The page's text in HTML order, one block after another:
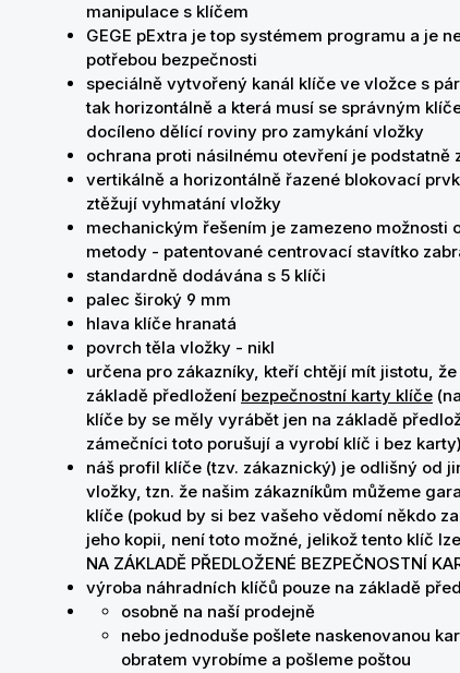
manipulace s klíčem
GEGE pExtra je top systémem programu a je
potřebou bezpečnosti
speciálně vytvořený kanál klíče ve vložce s
tak horizontálně a která musí se správným
docíleno dělící roviny pro zamykání vložky
ochrana proti násilnému otevření je podstatně
vertikálně a horizontálně řazené blokovací
ztěžují vyhmatání vložky
mechanickým řešením je zamezeno
metody - patentované centrovací stavítko
standardně dodávána s 5 klíči
palec široký 9 mm
hlava klíče hranatá
povrch těla vložky - nikl
určena pro zákazníky, kteří chtějí mít jistotu,
základě předložení bezpečnostní karty klíče
klíče by se měly vyrábět jen na základě
zámečníci toto porušují a vyrobí klíč i bez karty)
náš profil klíče (tzv. zákaznický) je odlišný od
vložky, tzn. že našim zákazníkům můžeme
klíče (pokud by si bez vašeho vědomí někdo
jeho kopii, není toto možné, jelikož tento klíč
NA ZÁKLADĚ PŘEDLOŽENÉ BEZPEČNOSTNÍ
výroba náhradních klíčů pouze na základě
osobně na naší prodejně
nebo jednoduše pošlete naskenovanou
obratem vyrobíme a pošleme poštou